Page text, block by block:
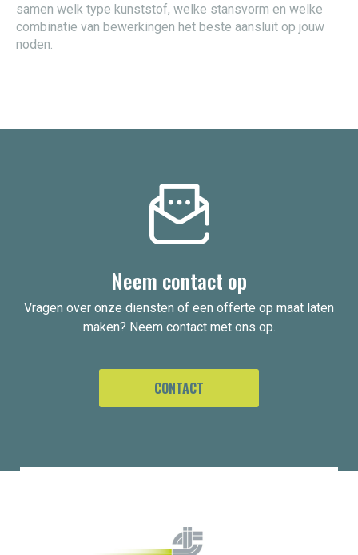
samen welk type kunststof, welke stansvorm en welke
combinatie van bewerkingen het beste aansluit op jouw
noden.
Neem contact op
Vragen over onze diensten of een offerte op maat laten
maken? Neem contact met ons op.
CONTACT